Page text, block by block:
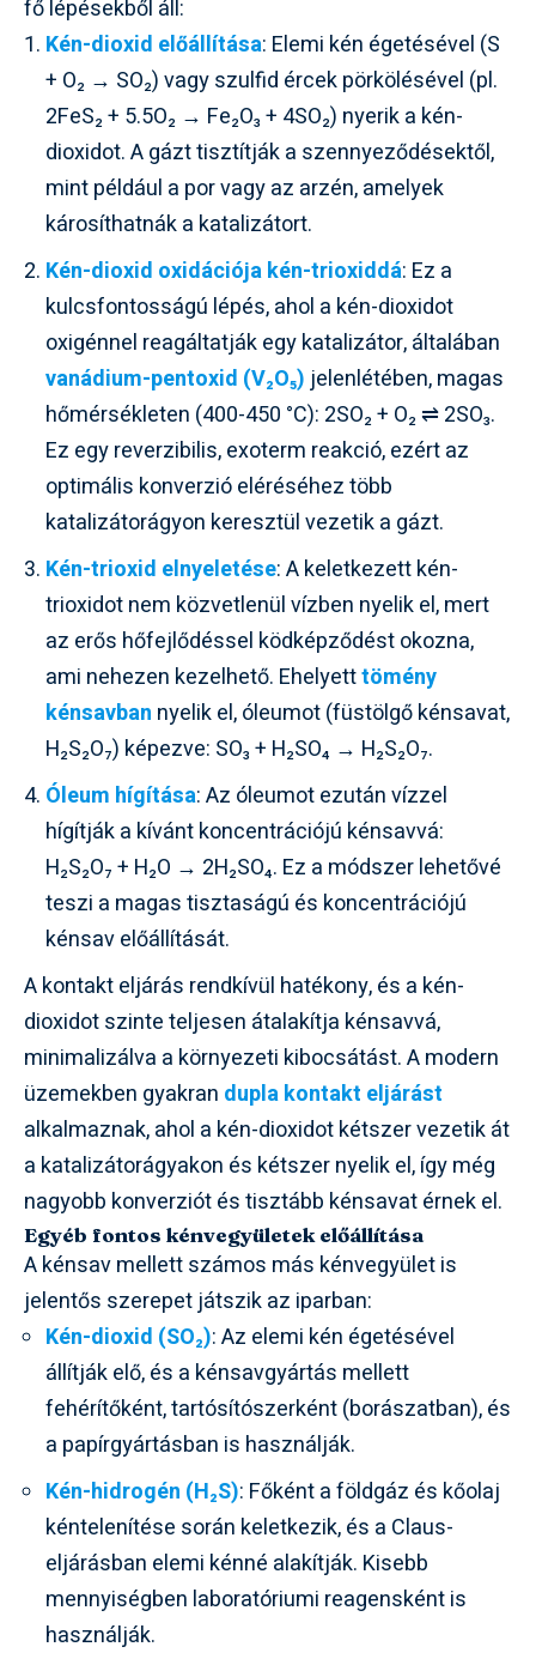
fő lépésekből áll:
Kén-dioxid előállítása: Elemi kén égetésével (S
+ O₂ → SO₂) vagy szulfid ércek pörkölésével (pl.
2FeS₂ + 5.5O₂ → Fe₂O₃ + 4SO₂) nyerik a kén-
dioxidot. A gázt tisztítják a szennyeződésektől,
mint például a por vagy az arzén, amelyek
károsíthatnák a katalizátort.
Kén-dioxid oxidációja kén-trioxiddá: Ez a
kulcsfontosságú lépés, ahol a kén-dioxidot
oxigénnel reagáltatják egy katalizátor, általában
vanádium-pentoxid (V₂O₅) jelenlétében, magas
hőmérsékleten (400-450 °C): 2SO₂ + O₂ ⇌ 2SO₃.
Ez egy reverzibilis, exoterm reakció, ezért az
optimális konverzió eléréséhez több
katalizátorágyon keresztül vezetik a gázt.
Kén-trioxid elnyeletése: A keletkezett kén-
trioxidot nem közvetlenül vízben nyelik el, mert
az erős hőfejlődéssel ködképződést okozna,
ami nehezen kezelhető. Ehelyetttömény
kénsavban nyelik el, óleumot (füstölgő kénsavat,
H₂S₂O₇) képezve: SO₃ + H₂SO₄ → H₂S₂O₇.
Óleum hígítása: Az óleumot ezután vízzel
hígítják a kívánt koncentrációjú kénsavvá:
H₂S₂O₇ + H₂O → 2H₂SO₄. Ez a módszer lehetővé
teszi a magas tisztaságú és koncentrációjú
kénsav előállítását.
A kontakt eljárás rendkívül hatékony, és a kén-
dioxidot szinte teljesen átalakítja kénsavvá,
minimalizálva a környezeti kibocsátást. A modern
üzemekben gyakran dupla kontakt eljárást
alkalmaznak, ahol a kén-dioxidot kétszer vezetik át
a katalizátorágyakon és kétszer nyelik el, így még
nagyobb konverziót és tisztább kénsavat érnek el.
Egyéb fontos kénvegyületek előállítása
A kénsav mellett számos más kénvegyület is
jelentős szerepet játszik az iparban:
Kén-dioxid (SO₂): Az elemi kén égetésével
állítják elő, és a kénsavgyártás mellett
fehérítőként, tartósítószerként (borászatban), és
a papírgyártásban is használják.
Kén-hidrogén (H₂S): Főként a földgáz és kőolaj
kéntelenítése során keletkezik, és a Claus-
eljárásban elemi kénné alakítják. Kisebb
mennyiségben laboratóriumi reagensként is
használják.